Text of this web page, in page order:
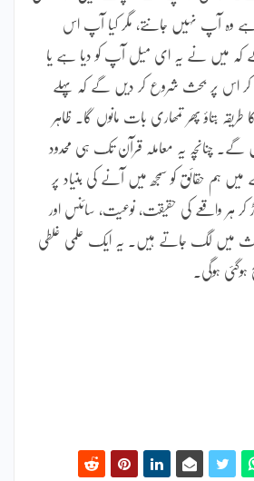
ہے وہ آپ نہیں جانتے، مگر کیا آپ اس
کہ میں نے یہ ای میل آپ کو دیا ہے یا
اس پر بحث شروع کر دیں گے کہ پہلے
بتاؤ پھر تمھاری بات مانوں گا۔ ظاہر
چنانچہ یہ معاملہ قرآن تک ہی محدود
ہم حقائق کو سمجھ میں آنے کی بنیاد پر
کر ہر واقعے کی حقیقت، نوعیت، سائنس اور
بحث میں لگ جاتے ہیں۔ یہ ایک علمی غلطی
ہوگی۔